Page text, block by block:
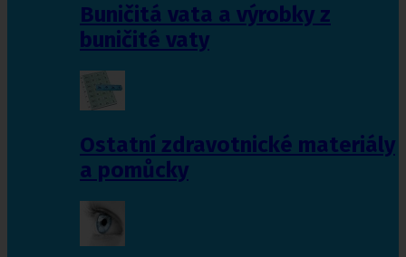
Buničitá vata a výrobky z
buničité vaty
Ostatní zdravotnické materiály
a pomůcky